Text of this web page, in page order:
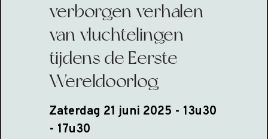
verborgen verhalen
van vluchtelingen
tijdens de Eerste
Wereldoorlog
Zaterdag 21 juni 2025 - 13u30
- 17u30